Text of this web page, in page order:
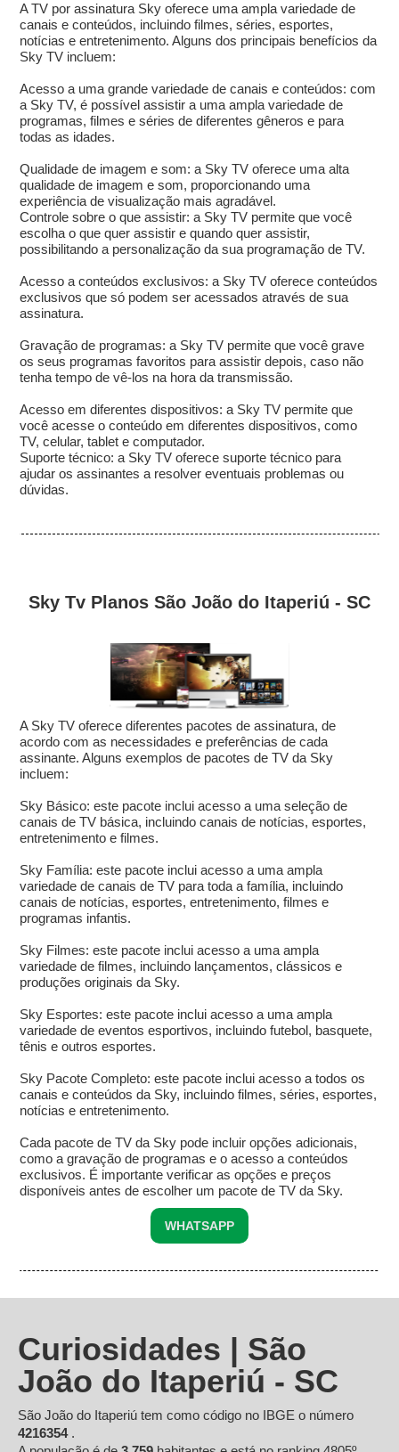
A TV por assinatura Sky oferece uma ampla variedade de
canais e conteúdos, incluindo filmes, séries, esportes,
notícias e entretenimento. Alguns dos principais benefícios da
Sky TV incluem:
Acesso a uma grande variedade de canais e conteúdos: com
a Sky TV, é possível assistir a uma ampla variedade de
programas, filmes e séries de diferentes gêneros e para
todas as idades.
Qualidade de imagem e som: a Sky TV oferece uma alta
qualidade de imagem e som, proporcionando uma
experiência de visualização mais agradável.
Controle sobre o que assistir: a Sky TV permite que você
escolha o que quer assistir e quando quer assistir,
possibilitando a personalização da sua programação de TV.
Acesso a conteúdos exclusivos: a Sky TV oferece conteúdos
exclusivos que só podem ser acessados através de sua
assinatura.
Gravação de programas: a Sky TV permite que você grave
os seus programas favoritos para assistir depois, caso não
tenha tempo de vê-los na hora da transmissão.
Acesso em diferentes dispositivos: a Sky TV permite que
você acesse o conteúdo em diferentes dispositivos, como
TV, celular, tablet e computador.
Suporte técnico: a Sky TV oferece suporte técnico para
ajudar os assinantes a resolver eventuais problemas ou
dúvidas.
Sky Tv Planos São João do Itaperiú - SC
A Sky TV oferece diferentes pacotes de assinatura, de
acordo com as necessidades e preferências de cada
assinante. Alguns exemplos de pacotes de TV da Sky
incluem:
Sky Básico: este pacote inclui acesso a uma seleção de
canais de TV básica, incluindo canais de notícias, esportes,
entretenimento e filmes.
Sky Família: este pacote inclui acesso a uma ampla
variedade de canais de TV para toda a família, incluindo
canais de notícias, esportes, entretenimento, filmes e
programas infantis.
Sky Filmes: este pacote inclui acesso a uma ampla
variedade de filmes, incluindo lançamentos, clássicos e
produções originais da Sky.
Sky Esportes: este pacote inclui acesso a uma ampla
variedade de eventos esportivos, incluindo futebol, basquete,
tênis e outros esportes.
Sky Pacote Completo: este pacote inclui acesso a todos os
canais e conteúdos da Sky, incluindo filmes, séries, esportes,
notícias e entretenimento.
Cada pacote de TV da Sky pode incluir opções adicionais,
como a gravação de programas e o acesso a conteúdos
exclusivos. É importante verificar as opções e preços
disponíveis antes de escolher um pacote de TV da Sky.
WHATSAPP
Curiosidades | São
João do Itaperiú - SC
São João do Itaperiú tem como código no IBGE o número
4216354 .